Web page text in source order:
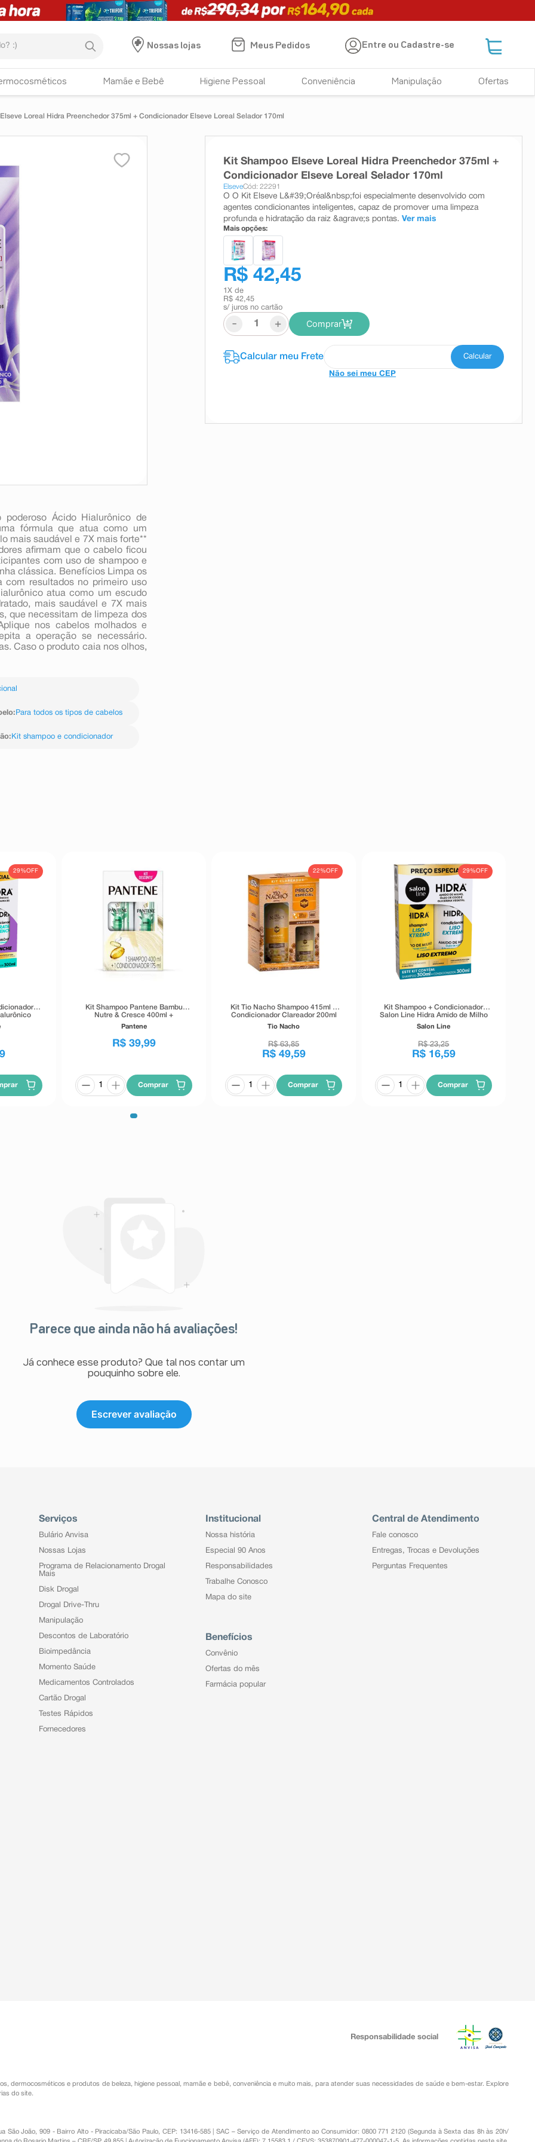
Nossas lojas
Meus Pedidos Entre ou Cadastre-se
Mamãe e Bebê Higiene Pessoal Conveniência Manipulação Ofertas
Loreal Hidra Preenchedor 375ml + Condicionador Elseve Loreal Selador 170ml
Ácido Hialurônico de
fórmula que atua como um
mais saudável e 7X mais forte**
afirmam que o cabelo ficou
com uso de shampoo e
clássica. Benefícios Limpa os
com resultados no primeiro uso
atua como um escudo
mais saudável e 7X mais
que necessitam de limpeza dos
nos cabelos molhados e
a operação se necessário.
Caso o produto caia nos olhos,
: Para todos os tipos de cabelos
: Kit shampoo e condicionador
Kit Shampoo Elseve Loreal Hidra Preenchedor 375ml +
Condicionador Elseve Loreal Selador 170ml
ElseveCód: 22291
O O Kit Elseve L&#39;Oréal&nbsp;foi especialmente desenvolvido com
agentes condicionantes inteligentes, capaz de promover uma limpeza
profunda e hidratação da raiz &agrave;s pontas. Ver mais
Mais opções:
R$ 42,45
1 X de
R$ 42,45
s/ juros no cartão
- + Comprar
Não sei meu CEP
29%OFF
Cada
Kit Shampoo Pantene Bambu
Nutre & Cresce 400ml +
Condicionador 175ml
Pantene
R$ 39,99
Comprar
22%OFF
Kit Tio Nacho Shampoo 415ml +
Condicionador Clareador 200ml
Tio Nacho
R$ 63,85
R$ 49,59
Comprar
29%OFF
Kit Shampoo + Condicionador
Salon Line Hidra Amido de Milho
Liso Extremo 300ml Cada
Salon Line
R$ 23,25
R$ 16,59
Comprar
Parece que ainda não há avaliações!
Já conhece esse produto? Que tal nos contar um
pouquinho sobre ele.
Escrever avaliação
Serviços
Bulário Anvisa
Nossas Lojas
Programa de Relacionamento Drogal
Mais
Disk Drogal
Drogal Drive-Thru
Manipulação
Descontos de Laboratório
Bioimpedância
Momento Saúde
Medicamentos Controlados
Cartão Drogal
Testes Rápidos
Fornecedores
Institucional
Nossa história
Especial 90 Anos
Responsabilidades
Trabalhe Conosco
Mapa do site
Benefícios
Convênio
Ofertas do mês
Farmácia popular
Central de Atendimento
Fale conosco
Entregas, Trocas e Devoluções
Perguntas Frequentes
Responsabilidade social
,dermocosméticos e produtos de beleza, higiene pessoal ,mamãe e bebê, conveniênciae muito mais, para atender suas necessidades de saúde e bem-estar. Explore
do site.
São João, 909 - Bairro Alto - Piracicaba/São Paulo, CEP: 13416-585 | SAC – Serviço de Atendimento ao Consumidor: 0800 771 2120 (Segunda à Sexta das 8h às 20h/